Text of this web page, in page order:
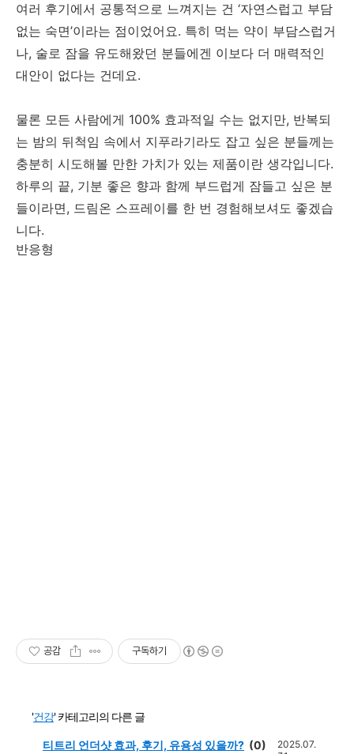
여러 후기에서 공통적으로 느껴지는 건 ‘자연스럽고 부담
없는 숙면’이라는 점이었어요. 특히 먹는 약이 부담스럽거
나, 술로 잠을 유도해왔던 분들에겐 이보다 더 매력적인
대안이 없다는 건데요.
물론 모든 사람에게 100% 효과적일 수는 없지만, 반복되
는 밤의 뒤척임 속에서 지푸라기라도 잡고 싶은 분들께는
충분히 시도해볼 만한 가치가 있는 제품이란 생각입니다.
하루의 끝, 기분 좋은 향과 함께 부드럽게 잠들고 싶은 분
들이라면, 드림온 스프레이를 한 번 경험해보셔도 좋겠습
니다.
반응형
공감 구독하기
'건강' 카테고리의 다른 글
티트리 언더샷 효과, 후기, 유용성 있을까? (0)
2025.07.